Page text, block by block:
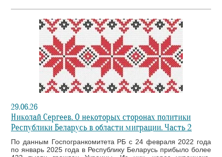
29.06.26
Николай Сергеев. О некоторых сторонах политики
Республики Беларусь в области миграции. Часть 2
По данным Госпогранкомитета РБ с 24 февраля 2022 года
по январь 2025 года в Республику Беларусь прибыло более